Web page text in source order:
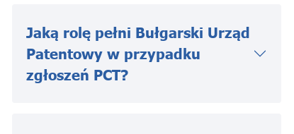
Jaką rolę pełni Bułgarski Urząd
Patentowy w przypadku
zgłoszeń PCT?